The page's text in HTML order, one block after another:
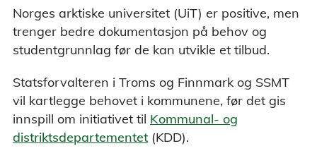
Norges arktiske universitet (UiT) er positive, men
trenger bedre dokumentasjon på behov og
studentgrunnlag før de kan utvikle et tilbud.
Statsforvalteren i Troms og Finnmark og SSMT
vil kartlegge behovet i kommunene, før det gis
innspill om initiativet til Kommunal- og
distriktsdepartementet (KDD).